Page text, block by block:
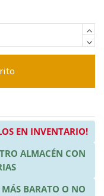
EN INVENTARIO!
ALMACÉN CON
MÁS BARATO O NO